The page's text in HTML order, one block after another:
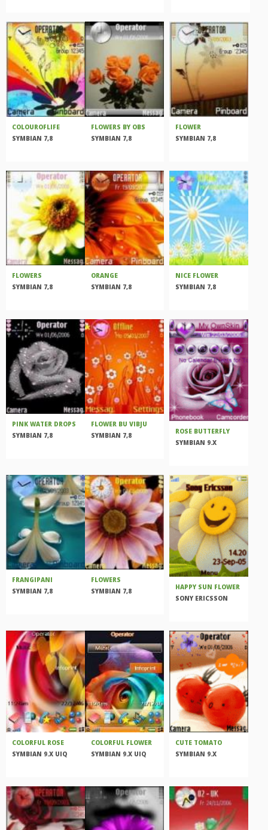
COLOUROFLIFE
SYMBIAN 7,8
FLOWERS BY OBS
SYMBIAN 7,8
FLOWER
SYMBIAN 7,8
FLOWERS
SYMBIAN 7,8
ORANGE
SYMBIAN 7,8
NICE FLOWER
SYMBIAN 7,8
PINK WATER DROPS
SYMBIAN 7,8
FLOWER BU VIBJU
SYMBIAN 7,8
ROSE BUTTERFLY
SYMBIAN 9.X
FRANGIPANI
SYMBIAN 7,8
FLOWERS
SYMBIAN 7,8
HAPPY SUN FLOWER
SONY ERICSSON
COLORFUL ROSE
SYMBIAN 9.X UIQ
COLORFUL FLOWER
SYMBIAN 9.X UIQ
CUTE TOMATO
SYMBIAN 9.X